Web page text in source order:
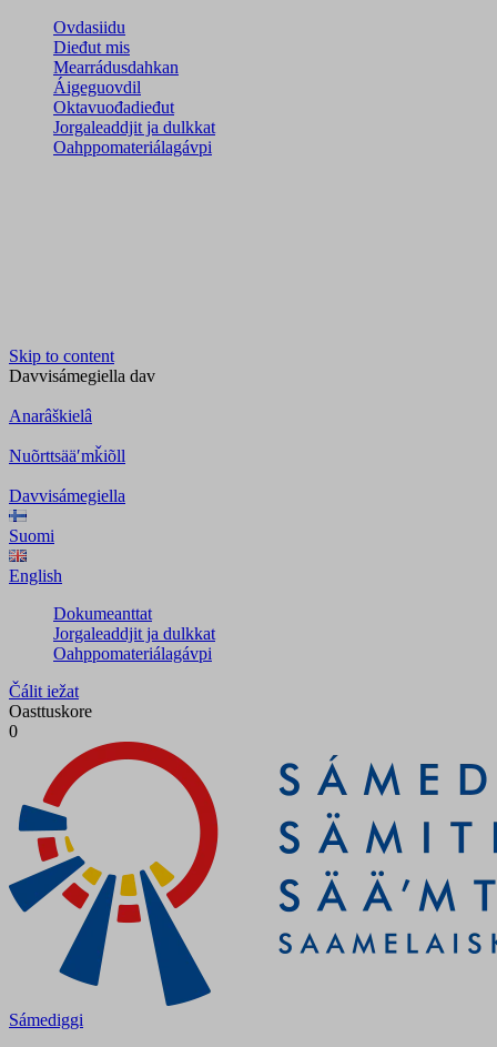
Ovdasiidu
Dieđut mis
Mearrádusdahkan
Áigeguovdil
Oktavuođadieđut
Jorgaleaddjit ja dulkkat
Oahppomateriálagávpi
Skip to content
Davvisámegiella dav
Anarâškielâ
Nuõrttsääʹmǩiõll
Davvisámegiella
Suomi
English
Dokumeanttat
Jorgaleaddjit ja dulkkat
Oahppomateriálagávpi
Čálit iežat
Oasttuskore
0
Sámediggi